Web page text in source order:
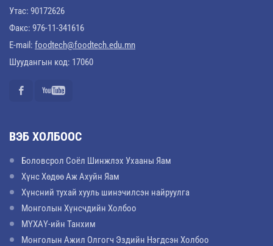
Утас: 90172626
Факс: 976-11-341616
E-mail: foodtech@foodtech.edu.mn
Шуудангын код: 17060
ВЭБ ХОЛБООС
Боловсрол Соёл Шинжлэх Ухааны Яам
Хүнс Хөдөө Аж Ахуйн Яам
Хүнсний тухай хууль шинэчилсэн найруулга
Монголын Хүнсчдийн Холбоо
МҮХАҮ-ийн Танхим
Монголын Ажил Олгогч Эздийн Нэгдсэн Холбоо